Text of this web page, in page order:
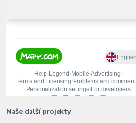
Naše další projekty